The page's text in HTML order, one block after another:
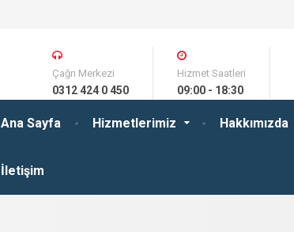
Ana Sayfa Hizmetlerimiz Hakkımızda
İletişim
Çağrı Merkezi
0312 424 0 450
Hizmet Saatleri
09:00 - 18:30